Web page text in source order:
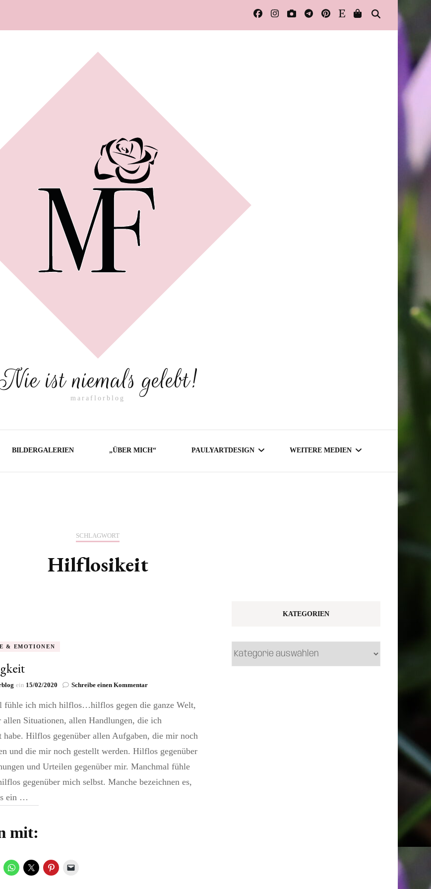
ist niemals gelebt!
maraflorblog
BILDERGALERIEN „ÜBER MICH“ PAULYARTDESIGN WEITERE MEDIEN
SCHLAGWORT
Hilflosikeit
& EMOTIONEN
ein 15/02/2020 Schreibe einen Kommentarzu
fühle ich mich hilflos…hilflos gegen die ganze Welt,
allen Situationen, allen Handlungen, die ich
habe. Hilflos gegenüber allen Aufgaben, die mir noch
und die mir noch gestellt werden. Hilflos gegenüber
und Urteilen gegenüber mir. Manchmal fühle
gegenüber mich selbst. Manche bezeichnen es,
ein …
mit:
KATEGORIEN
Kategorien